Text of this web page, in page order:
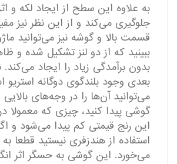
به علاوه این سطح از ایجاد لکه و
جلوگیری می‌کند و از این نظر نیز
قسمت بالا و گوشه‌ نیز می‌توانید
ببینید که از دو لنز تشکیل شده و
بدون برآمدگی زیاد را ایجاد
بعدی وجود بلندگوی دوگانه
می‌توانید آن‌ها را در وجه‌های بالایی
گوشی پیدا کنید، چیزی که معمولا
این رنج قیمتی کم پیدا می‌شود و
استفاده از هندزفری نیستید قطعا به
می‌خورد. این گوشی به حسگر اثر